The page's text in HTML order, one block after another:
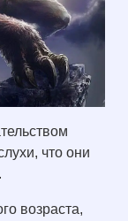
что они
возраста,